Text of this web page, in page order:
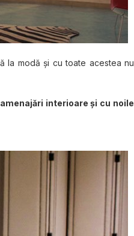
la modă şi cu toate acestea nu
interioare şi cu noile